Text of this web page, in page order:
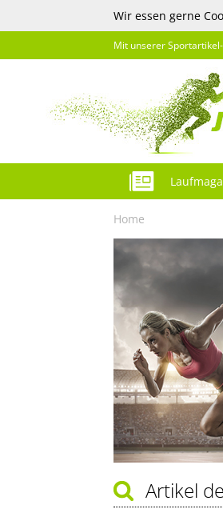
Wir essen gerne
Mit unserer
Home
Artikel